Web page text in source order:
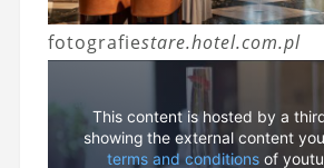
fotografiestare.hotel.com.pl
This content is hosted by a
showing the external content
terms and conditions of